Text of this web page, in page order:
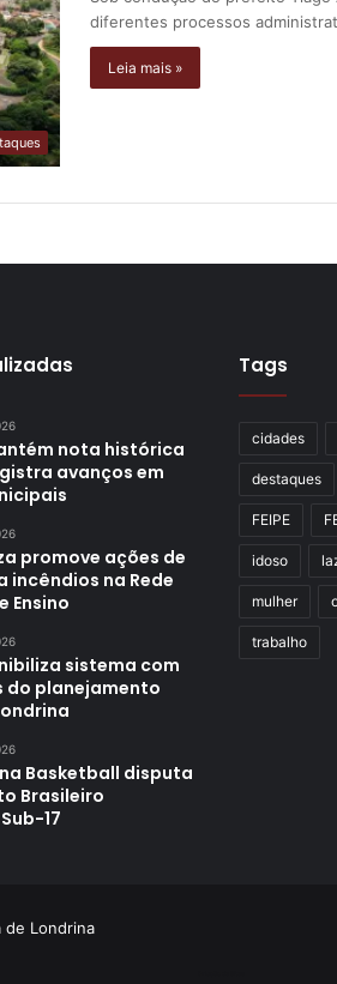
diferentes processos
Leia mais »
nota histórica
avanços em
promove ações de
incêndios na Rede
Ensino
sistema com
do planejamento
Basketball disputa
Brasileiro
17
Tags
cidades
destaques
FEIPE
idoso
mulher
trabalho
de Londrina